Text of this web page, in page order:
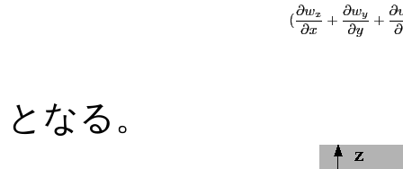
となる。